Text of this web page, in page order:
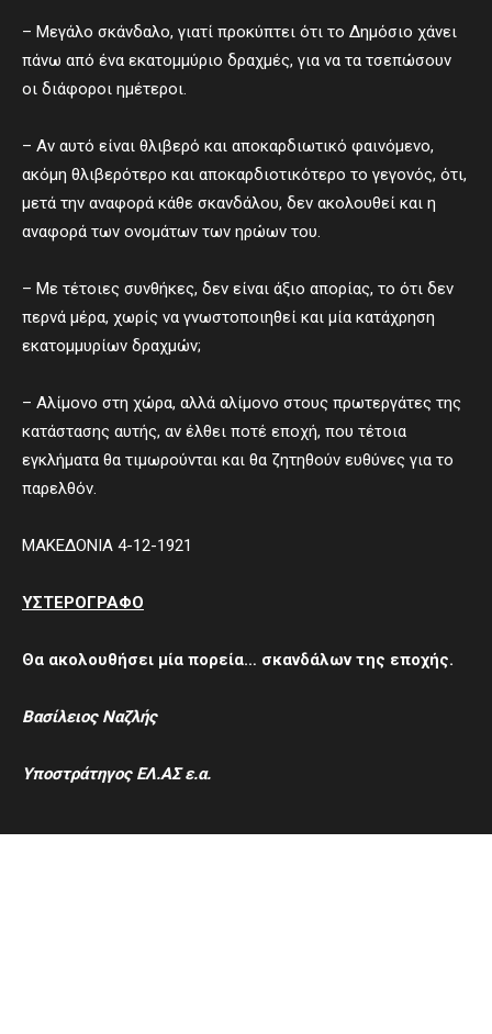
– Μεγάλο σκάνδαλο, γιατί προκύπτει ότι το Δημόσιο χάνει
πάνω από ένα εκατομμύριο δραχμές, για να τα τσεπώσουν
οι διάφοροι ημέτεροι.
– Αν αυτό είναι θλιβερό και αποκαρδιωτικό φαινόμενο,
ακόμη θλιβερότερο και αποκαρδιοτικότερο το γεγονός, ότι,
μετά την αναφορά κάθε σκανδάλου, δεν ακολουθεί και η
αναφορά των ονομάτων των ηρώων του.
– Με τέτοιες συνθήκες, δεν είναι άξιο απορίας, το ότι δεν
περνά μέρα, χωρίς να γνωστοποιηθεί και μία κατάχρηση
εκατομμυρίων δραχμών;
– Αλίμονο στη χώρα, αλλά αλίμονο στους πρωτεργάτες της
κατάστασης αυτής, αν έλθει ποτέ εποχή, που τέτοια
εγκλήματα θα τιμωρούνται και θα ζητηθούν ευθύνες για το
παρελθόν.
ΜΑΚΕΔΟΝΙΑ 4-12-1921
ΥΣΤΕΡΟΓΡΑΦΟ
Θα ακολουθήσει μία πορεία… σκανδάλων της εποχής.
Βασίλειος Ναζλής
Υποστράτηγος ΕΛ.ΑΣ ε.α.